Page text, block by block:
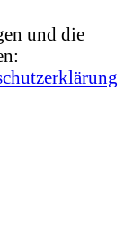
und die